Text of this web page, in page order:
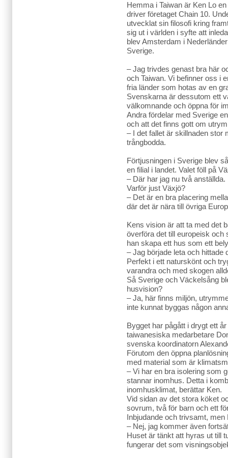
Hemma i Taiwan är Ken Lo
driver företaget Chain 10.
utvecklat sin filosofi kring
sig ut i världen i syfte att
blev Amsterdam i
Sverige.
– Jag trivdes genast bra här
och Taiwan. Vi befinner oss i
fria länder som hotas av en
Svenskarna är dessutom ett
välkomnande och öppna för
Andra fördelar med Sverige
och att det finns gott om
– I det fallet är skillnaden stor
trångbodda.
Förtjusningen i Sverige blev
en filial i landet. Valet föll på
– Där har jag nu två anställda.
Varför just Växjö?
– Det är en bra placering
där det är nära till övriga
Kens vision är att ta med det
överföra det till europeisk och
han skapa ett hus som ett
– Jag började leta och hittade
Perfekt i ett naturskönt och
varandra och med skogen
Så Sverige och Väckelsång
husvision?
– Ja, här finns miljön,
inte kunnat byggas någon
Bygget har pågått i drygt ett
taiwanesiska medarbetare
svenska koordinatorn
Förutom den öppna
med material som är
– Vi har en bra isolering som
stannar inomhus. Detta i
inomhusklimat, berättar Ken.
Vid sidan av det stora köket
sovrum, två för barn och ett
Inbjudande och trivsamt,
– Nej, jag kommer även
Huset är tänkt att hyras ut till
fungerar det som